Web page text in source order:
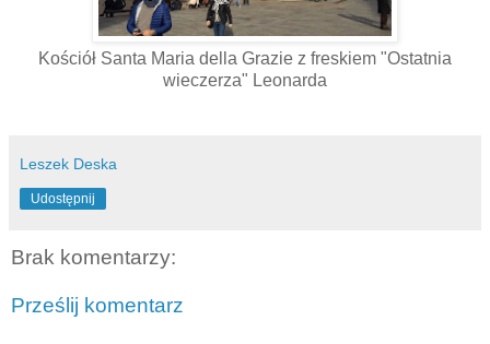
Kościół Santa Maria della Grazie z freskiem "Ostatnia
wieczerza" Leonarda
Leszek Deska
Udostępnij
Brak komentarzy:
Prześlij komentarz